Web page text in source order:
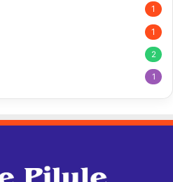
1
1
2
1